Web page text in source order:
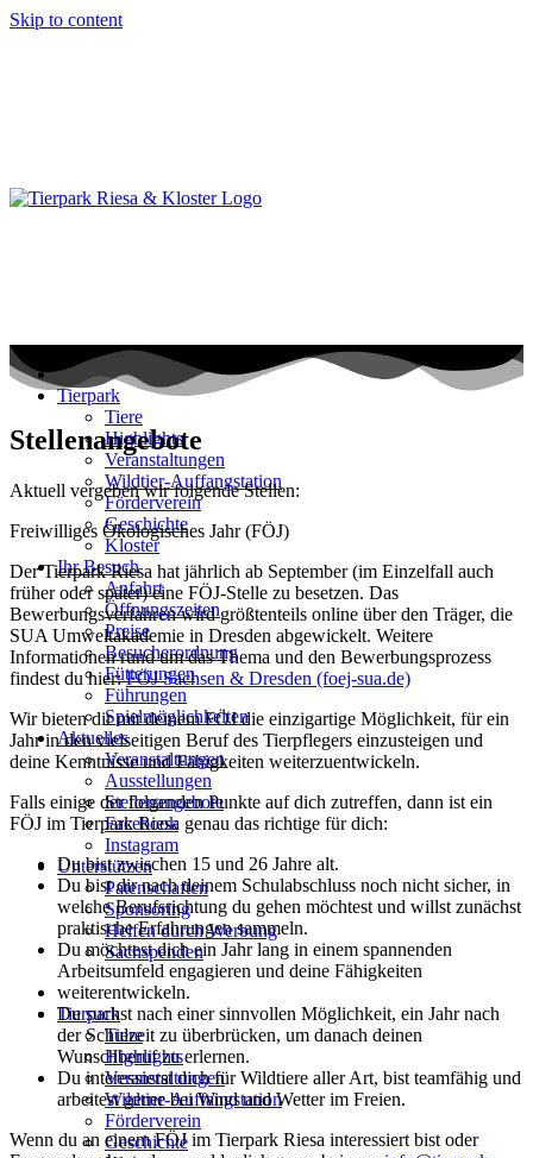
Skip to content
Tierpark
Tiere
Highlights
Veranstaltungen
Wildtier-Auffangstation
Förderverein
Geschichte
Kloster
Ihr Besuch
Anfahrt
Öffnungszeiten
Preise
Besucherordnung
Fütterungen
Führungen
Spielmöglichkeiten
Aktuelles
Veranstaltungen
Ausstellungen
Stellenangebote
Facebook
Instagram
Unterstützen
Patenschaften
Sponsoring
Helfen durch Werbung
Sachspenden
Tierpark
Tiere
Highlights
Veranstaltungen
Wildtier-Auffangstation
Förderverein
Geschichte
Stellenangebote
Aktuell vergeben wir folgende Stellen:
Freiwilliges Ökologisches Jahr (FÖJ)
Der Tierpark Riesa hat jährlich ab September (im Einzelfall auch
früher oder später) eine FÖJ-Stelle zu besetzen. Das
Bewerbungsverfahren wird größtenteils online über den Träger, die
SUA Umweltakademie in Dresden abgewickelt. Weitere
Informationen rund um das Thema und den Bewerbungsprozess
findest du hier:FÖJ Sachsen & Dresden (foej-sua.de)
Wir bieten dir mit deinem FÖJ die einzigartige Möglichkeit, für ein
Jahr in den vielseitigen Beruf des Tierpflegers einzusteigen und
deine Kenntnisse und Fähigkeiten weiterzuentwickeln.
Falls einige der folgenden Punkte auf dich zutreffen, dann ist ein
FÖJ im Tierpark Riesa genau das richtige für dich:
Du bist zwischen 15 und 26 Jahre alt.
Du bist dir nach deinem Schulabschluss noch nicht sicher, in
welche Berufsrichtung du gehen möchtest und willst zunächst
praktische Erfahrungen sammeln.
Du möchtest dich ein Jahr lang in einem spannenden
Arbeitsumfeld engagieren und deine Fähigkeiten
weiterentwickeln.
Du suchst nach einer sinnvollen Möglichkeit, ein Jahr nach
der Schulzeit zu überbrücken, um danach deinen
Wunschberuf zu erlernen.
Du interessierst dich für Wildtiere aller Art, bist teamfähig und
arbeitest gerne bei Wind und Wetter im Freien.
Wenn du an einem FÖJ im Tierpark Riesa interessiert bist oder